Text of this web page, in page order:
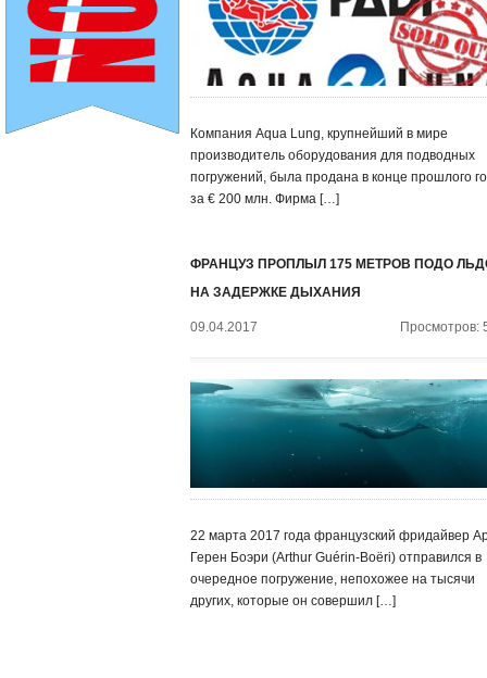
Компания Aqua Lung, крупнейший в мире
производитель оборудования для подводных
погружений, была продана в конце прошлого
за € 200 млн. Фирма […]
ФРАНЦУЗ ПРОПЛЫЛ 175 МЕТРОВ ПОДО
НА ЗАДЕРЖКЕ ДЫХАНИЯ
09.04.2017 Просмотров:
22 марта 2017 года французский фридайвер
Герен Боэри (Arthur Guérin-Boëri) отправился в
очередное погружение, непохожее на тысячи
других, которые он совершил […]